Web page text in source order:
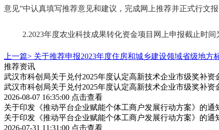
意见”中认真填写推荐意见和建议，完成网上推荐并正式行文
2.2023年度农业科技成果转化资金项目网上申报截止时间
上一篇> 关于推荐申报2023年度住房和城乡建设领域省级地方
推荐资讯
武汉市科创局关于兑付2025年度认定高新技术企业市级奖补资
武汉市科创局关于兑付2025年度认定高新技术企业市级奖补资
2026-08-07 16:35:00 点击查看
关于印发《推动平台企业赋能个体工商户发展行动方案》的通
关于印发《推动平台企业赋能个体工商户发展行动方案》的通
2026-07-31 11:31:00 点击查看